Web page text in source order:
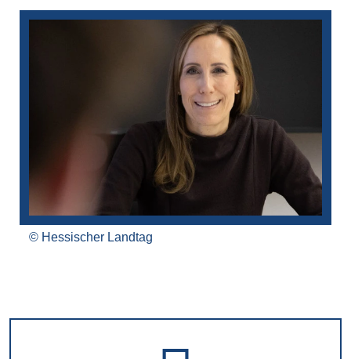
Hessischer Landtag